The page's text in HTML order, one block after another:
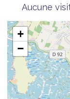
Aucune
+
−